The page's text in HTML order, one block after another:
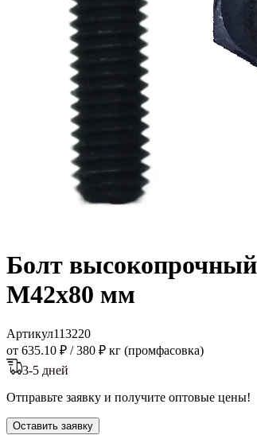
Болт высокопрочный
M42x80 мм
Артикул113220
от 635.10 ₽ /380 ₽ кг (промфасовка)
3-5 дней
Отправьте заявку и получите оптовые цены!
Оставить заявку